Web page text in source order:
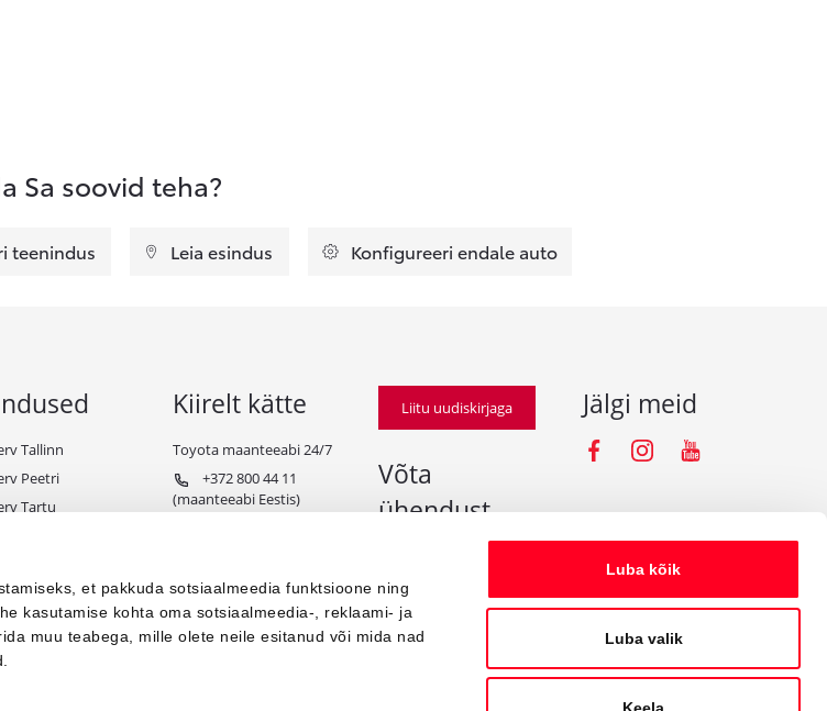
et pakkuda sotsiaalmeedia funktsioone ning
kasutamise kohta oma sotsiaalmeedia-, reklaami- ja
muu teabega, mille olete neile esitanud või mida nad
Luba kõik
Luba valik
Sa soovid teha?
teenindus Leia esindus Konfigureeri endale auto
Tallinn
Peetri
Tartu
Paide
Toyota Business
Kiirelt kätte
Toyota maanteeabi 24/7
+372 800 44 11
(maanteeabi Eestis)
Liitu uudiskirjaga
Võta
ühendust
press@amserv.ee
Teavita rikkumisest
Jälgi meid
Facebooki